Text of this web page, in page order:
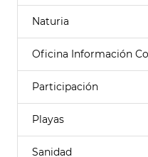
Naturia
Oficina Información
Participación
Playas
Sanidad